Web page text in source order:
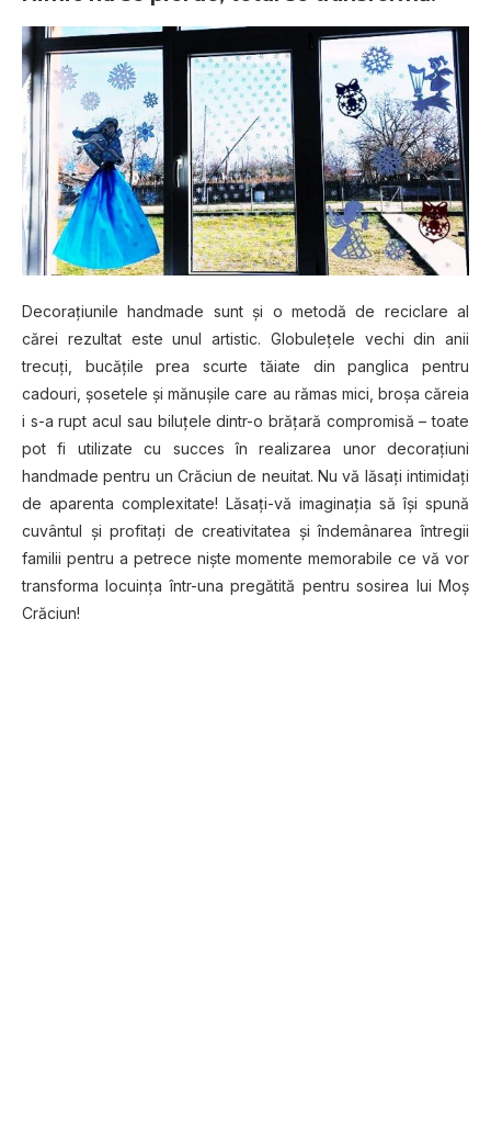
Decoraţiunile handmade sunt şi o metodă de reciclare al
cărei rezultat este unul artistic. Globuleţele vechi din anii
trecuţi, bucăţile prea scurte tăiate din panglica pentru
cadouri, şosetele şi mănuşile care au rămas mici, broşa căreia
i s-a rupt acul sau biluţele dintr-o brăţară compromisă – toate
pot fi utilizate cu succes în realizarea unor decoraţiuni
handmade pentru un Crăciun de neuitat. Nu vă lăsaţi intimidaţi
de aparenta complexitate! Lăsaţi-vă imaginaţia să îşi spună
cuvântul şi profitaţi de creativitatea şi îndemânarea întregii
familii pentru a petrece nişte momente memorabile ce vă vor
transforma locuinţa într-una pregătită pentru sosirea lui Moş
Crăciun!